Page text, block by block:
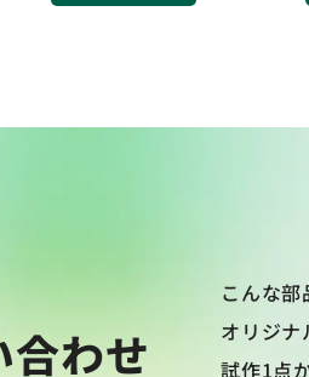
わせ
こんな
オリジナ
試作1点